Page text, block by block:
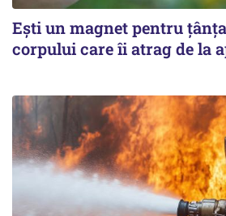
Ești un magnet pentru
corpului care îi atrag de la